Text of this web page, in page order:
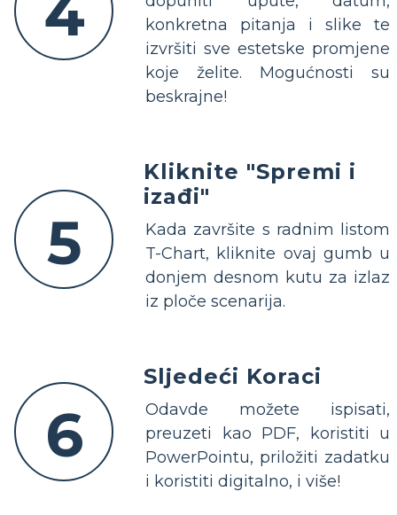
konkretna pitanja i slike te
izvršiti sve estetske promjene
koje želite. Mogućnosti su
beskrajne!
5
Kliknite "Spremi i
izađi"
Kada završite s radnim listom
T-Chart, kliknite ovaj gumb u
donjem desnom kutu za izlaz
iz ploče scenarija.
6
Sljedeći Koraci
Odavde možete ispisati,
preuzeti kao PDF, koristiti u
PowerPointu, priložiti zadatku
i koristiti digitalno, i više!